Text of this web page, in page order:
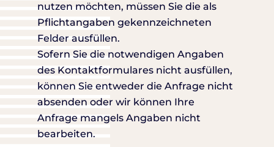
nutzen möchten, müssen Sie die als
Pflichtangaben gekennzeichneten
Felder ausfüllen.
Sofern Sie die notwendigen Angaben
des Kontaktformulares nicht ausfüllen,
können Sie entweder die Anfrage nicht
absenden oder wir können Ihre
Anfrage mangels Angaben nicht
bearbeiten.